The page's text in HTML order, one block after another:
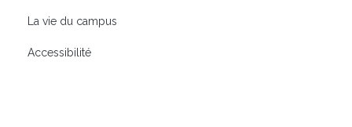
La vie du campus
Accessibilité